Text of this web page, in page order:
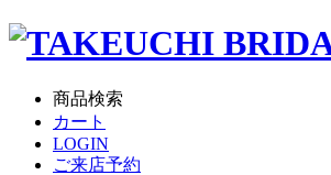
商品検索
カート
LOGIN
ご来店予約